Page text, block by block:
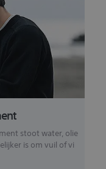
stoot water, olie
is om vuil of vi